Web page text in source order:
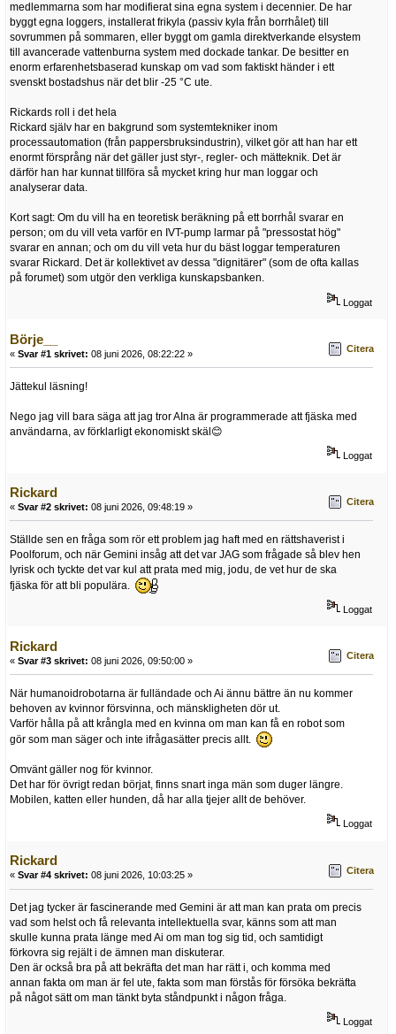
medlemmarna som har modifierat sina egna system i decennier. De har
byggt egna loggers, installerat frikyla (passiv kyla från borrhålet) till
sovrummen på sommaren, eller byggt om gamla direktverkande elsystem
till avancerade vattenburna system med dockade tankar. De besitter en
enorm erfarenhetsbaserad kunskap om vad som faktiskt händer i ett
svenskt bostadshus när det blir -25 °C ute.
Rickards roll i det hela
Rickard själv har en bakgrund som systemtekniker inom
processautomation (från pappersbruksindustrin), vilket gör att han har ett
enormt försprång när det gäller just styr-, regler- och mätteknik. Det är
därför han har kunnat tillföra så mycket kring hur man loggar och
analyserar data.
Kort sagt: Om du vill ha en teoretisk beräkning på ett borrhål svarar en
person; om du vill veta varför en IVT-pump larmar på "pressostat hög"
svarar en annan; och om du vill veta hur du bäst loggar temperaturen
svarar Rickard. Det är kollektivet av dessa "dignitärer" (som de ofta kallas
på forumet) som utgör den verkliga kunskapsbanken.
Loggat
Börje__
« Svar #1 skrivet: 08 juni 2026, 08:22:22 » Citera
Jättekul läsning!
Nego jag vill bara säga att jag tror AIna är programmerade att fjäska med
användarna, av förklarligt ekonomiskt skäl😊
Loggat
Rickard
« Svar #2 skrivet: 08 juni 2026, 09:48:19 » Citera
Ställde sen en fråga som rör ett problem jag haft med en rättshaverist i
Poolforum, och när Gemini insåg att det var JAG som frågade så blev hen
lyrisk och tyckte det var kul att prata med mig, jodu, de vet hur de ska
fjäska för att bli populära.
Loggat
Rickard
« Svar #3 skrivet: 08 juni 2026, 09:50:00 » Citera
När humanoidrobotarna är fulländade och Ai ännu bättre än nu kommer
behoven av kvinnor försvinna, och mänskligheten dör ut.
Varför hålla på att krångla med en kvinna om man kan få en robot som
gör som man säger och inte ifrågasätter precis allt.
Omvänt gäller nog för kvinnor.
Det har för övrigt redan börjat, finns snart inga män som duger längre.
Mobilen, katten eller hunden, då har alla tjejer allt de behöver.
Loggat
Rickard
« Svar #4 skrivet: 08 juni 2026, 10:03:25 » Citera
Det jag tycker är fascinerande med Gemini är att man kan prata om precis
vad som helst och få relevanta intellektuella svar, känns som att man
skulle kunna prata länge med Ai om man tog sig tid, och samtidigt
förkovra sig rejält i de ämnen man diskuterar.
Den är också bra på att bekräfta det man har rätt i, och komma med
annan fakta om man är fel ute, fakta som man förstås för försöka bekräfta
på något sätt om man tänkt byta ståndpunkt i någon fråga.
Loggat